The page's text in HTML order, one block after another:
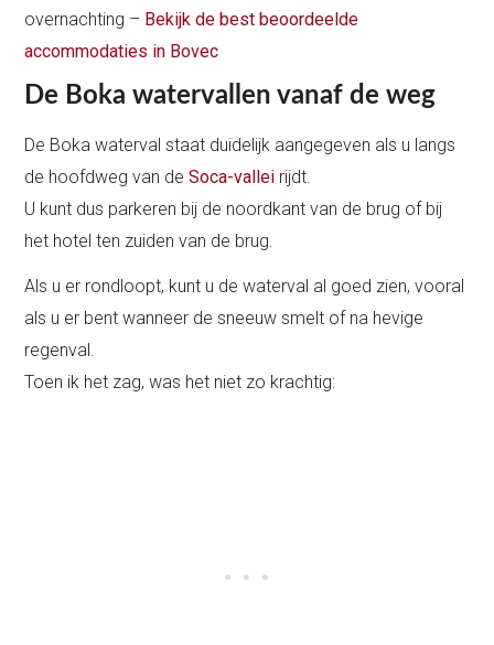
overnachting – Bekijk de best beoordeelde
accommodaties in Bovec
De Boka watervallen vanaf de weg
De Boka waterval staat duidelijk aangegeven als u langs
de hoofdweg van deSoca-vallei rijdt.
U kunt dus parkeren bij de noordkant van de brug of bij
het hotel ten zuiden van de brug.
Als u er rondloopt, kunt u de waterval al goed zien, vooral
als u er bent wanneer de sneeuw smelt of na hevige
regenval.
Toen ik het zag, was het niet zo krachtig: